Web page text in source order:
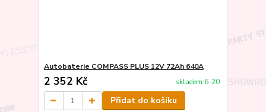
Autobaterie COMPASS PLUS 12V 72Ah 640A
2 352 Kč skladem 6-20
Přidat do košíku